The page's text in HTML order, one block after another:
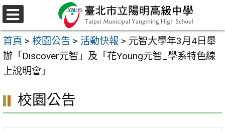
跳
至
主
要
內
區
選
單
首頁 > 校園公告 > 活動快報 > 元智大學年3月4日舉
辦「Discover元智」及「花Young元智_學系特色線
上說明會」
校園公告